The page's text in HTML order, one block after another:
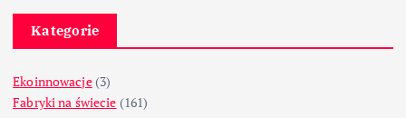
Kategorie
Ekoinnowacje(3)
Fabryki na świecie (161)